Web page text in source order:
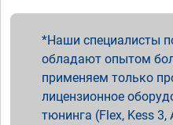
Наши специалисты
обладают опытом
применяем только
лицензионное
тюнинга (Flex, Kess 3,